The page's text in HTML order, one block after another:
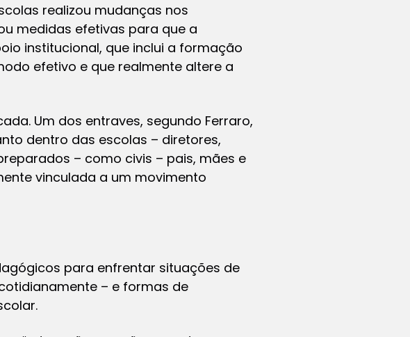
realizou mudanças nos
medidas efetivas para que a
institucional, que inclui a formação
efetivo e que realmente altere a
Um dos entraves, segundo Ferraro,
dentro das escolas – diretores,
– como civis – pais, mães e
vinculada a um movimento
para enfrentar situações de
– e formas de